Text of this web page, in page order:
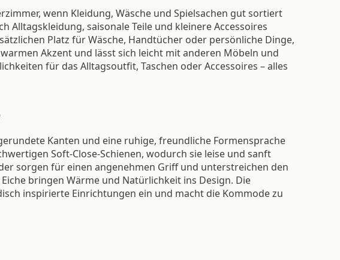
wenn Kleidung, Wäsche und Spielsachen gut sortiert
saisonale Teile und kleinere Accessoires
Platz für Wäsche, Handtücher oder persönliche Dinge,
Akzent und lässt sich leicht mit anderen Möbeln und
für das Alltagsoutfit, Taschen oder Accessoires – alles
Kanten und eine ruhige, freundliche Formensprache
Soft-Close-Schienen, wodurch sie leise und sanft
sorgen für einen angenehmen Griff und unterstreichen den
bringen Wärme und Natürlichkeit ins Design. Die
inspirierte Einrichtungen ein und macht die Kommode zu